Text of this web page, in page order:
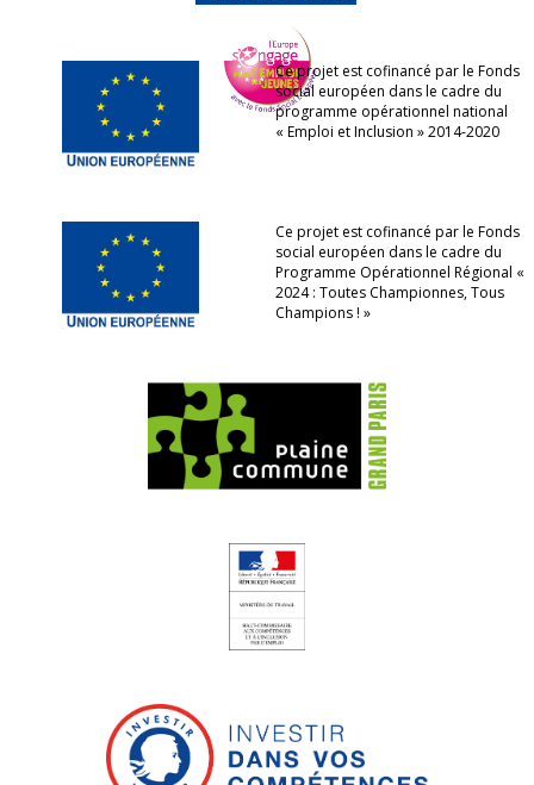
Ce projet est cofinancé par le Fonds
social européen dans le cadre du
programme opérationnel national
« Emploi et Inclusion » 2014-2020
Ce projet est cofinancé par le Fonds
social européen dans le cadre du
Programme Opérationnel Régional «
2024 : Toutes Championnes, Tous
Champions ! »